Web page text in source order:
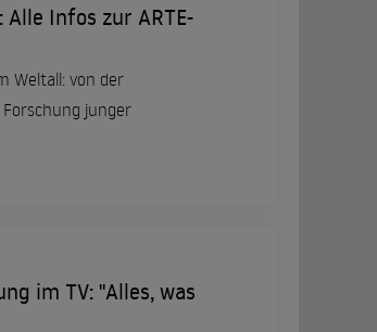
Infos zur ARTE-
Weltall: von der
junger
im TV: "Alles, was